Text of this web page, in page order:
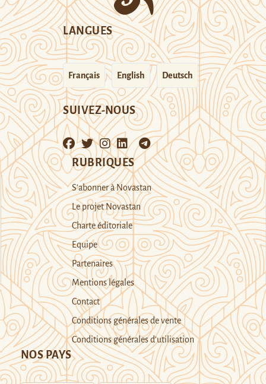
LANGUES
Français English Deutsch
SUIVEZ-NOUS
RUBRIQUES
S’abonner à Novastan
Le projet Novastan
Charte éditoriale
Equipe
Partenaires
Mentions légales
Contact
Conditions générales de vente
Conditions générales d’utilisation
NOS PAYS